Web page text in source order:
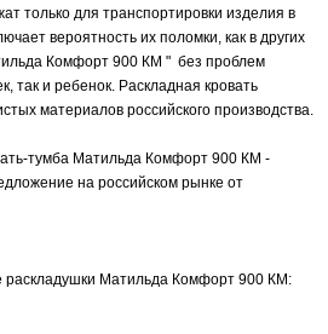
только для транспортировки изделия в
вероятность их поломки, как в других
Комфорт 900 КМ " без проблем
так и ребенок. Раскладная кровать
материалов российского производства.
тумба Матильда Комфорт 900 КМ -
на российском рынке от
раскладушки Матильда Комфорт 900 КМ: